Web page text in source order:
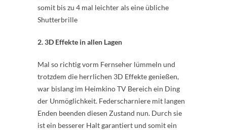
somit bis zu 4 mal leichter als eine übliche
Shutterbrille
2. 3D Effekte in allen Lagen
Mal so richtig vorm Fernseher lümmeln und
trotzdem die herrlichen 3D Effekte genießen,
war bislang im Heimkino TV Bereich ein Ding
der Unmöglichkeit. Federscharniere mit langen
Enden beenden diesen Zustand nun. Durch sie
ist ein besserer Halt garantiert und somit ein